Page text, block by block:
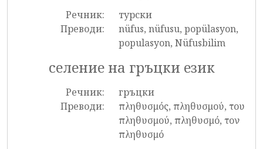
Речник:
турски
Преводи:
nüfus, nüfusu, popülasyon,
populasyon, Nüfusbilim
селение на гръцки език
Речник:
гръцки
Преводи:
πληθυσμός, πληθυσμού, του
πληθυσμού, πληθυσμό, τον
πληθυσμό